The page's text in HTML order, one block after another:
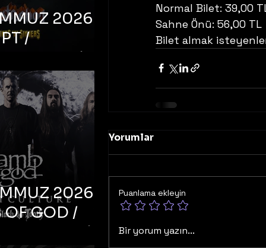
Normal Bilet:
Sahne Önü: 56,00 TL
Bilet almak
Yorumlar
Puanlama ekleyin
Bir yorum yazın...
2026 –
/
/
‘N’
– İstanbul,
Uniq
2026 –
OF GOD /
CULTURE /